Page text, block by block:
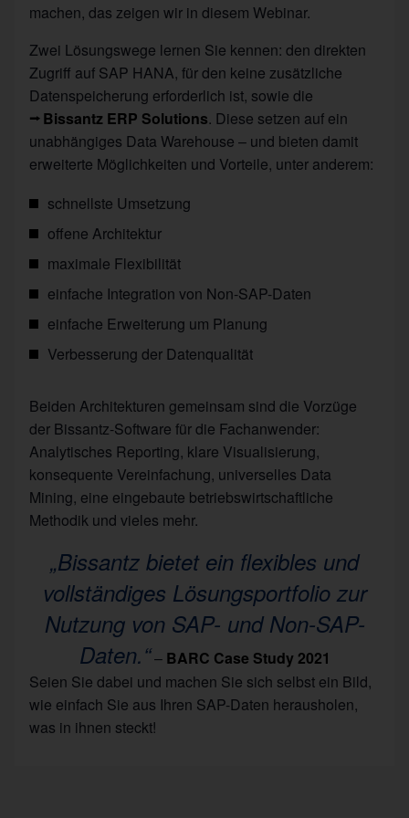
machen, das zeigen wir in diesem Webinar.
Zwei Lösungswege lernen Sie kennen: den direkten
Zugriff auf SAP HANA, für den keine zusätzliche
Datenspeicherung erforderlich ist, sowie die
Bissantz ERP Solutions. Diese setzen auf ein
unabhängiges Data Warehouse – und bieten damit
erweiterte Möglichkeiten und Vorteile, unter anderem:
schnellste Umsetzung
offene Architektur
maximale Flexibilität
einfache Integration von Non-SAP-Daten
einfache Erweiterung um Planung
Verbesserung der Datenqualität
Beiden Architekturen gemeinsam sind die Vorzüge
der Bissantz-Software für die Fachanwender:
Analytisches Reporting, klare Visualisierung,
konsequente Vereinfachung, universelles Data
Mining, eine eingebaute betriebswirtschaftliche
Methodik und vieles mehr.
„Bissantz bietet ein flexibles und
vollständiges Lösungsportfolio zur
Nutzung von SAP- und Non-SAP-
Daten.“– BARC Case Study 2021
Seien Sie dabei und machen Sie sich selbst ein Bild,
wie einfach Sie aus Ihren SAP-Daten herausholen,
was in ihnen steckt!